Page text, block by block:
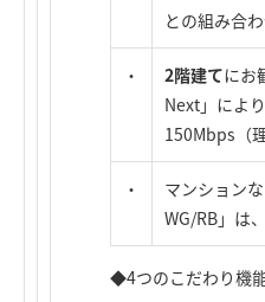
との組み合
・ 2階建てにお
Next」によ
150Mbps（
・ マンション
WG/RB」は
◆4つのこだわり機能